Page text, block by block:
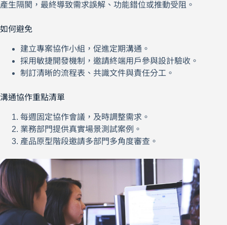
產生隔閡，最終導致需求誤解、功能錯位或推動受阻。
如何避免
建立專案協作小組，促進定期溝通。
採用敏捷開發機制，邀請終端用戶參與設計驗收。
制訂清晰的流程表、共識文件與責任分工。
溝通協作重點清單
每週固定協作會議，及時調整需求。
業務部門提供真實場景測試案例。
產品原型階段邀請多部門多角度審查。